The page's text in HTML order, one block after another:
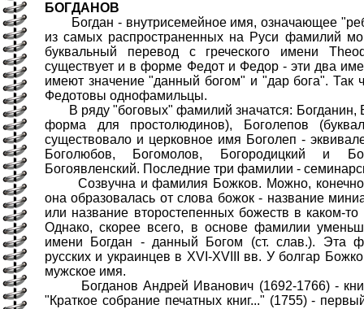
БОГДАНОВ
Богдан - внутрисемейное имя, означающее
из самых распространенных на Руси фамилий
буквальный перевод с греческого имени
существует и в форме Федот и Федор - эти два
имеют значение "данный богом" и "дар бога". Так
Федотовы однофамильцы.
В ряду "боговых" фамилий значатся: Богданин,
форма для простолюдинов), Боголепов
существовало и церковное имя Боголеп -
Боголюбов, Богомолов, Богородицкий и
Богоявленский. Последние три фамилии -
Созвучна и фамилия Божков. Можно, конечно,
она образовалась от слова божок - название
или название второстепенных божеств в каком-
Однако, скорее всего, в основе фамилии
имени Богдан - данный Богом (ст. слав.). Эта
русских и украинцев в XVI-XVIII вв. У болгар
мужское имя.
Богданов Андрей Иванович (1692-1766) -
"Краткое собрание печатных книг..." (1755) -